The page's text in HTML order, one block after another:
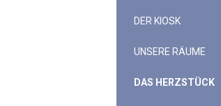
DER KIOSK
UNSERE RÄUME
DAS HERZSTÜCK